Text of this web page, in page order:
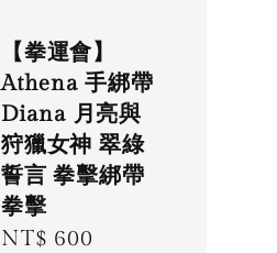
【拳運會】
Athena 手綁帶
Diana 月亮與
狩獵女神 翠綠
誓言 拳擊綁帶
拳擊
Regular
NT$ 600